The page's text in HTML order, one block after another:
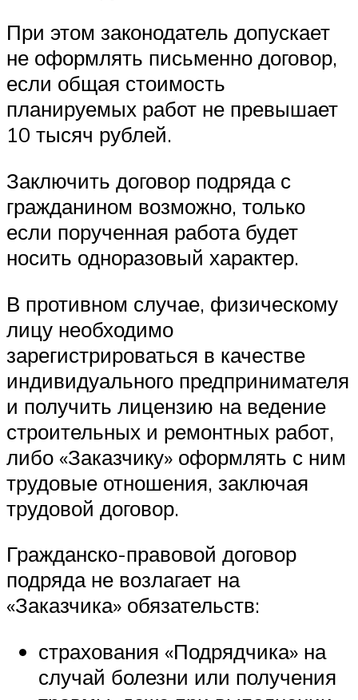
При этом законодатель допускает
не оформлять письменно договор,
если общая стоимость
планируемых работ не превышает
10 тысяч рублей.
Заключить договор подряда с
гражданином возможно, только
если порученная работа будет
носить одноразовый характер.
В противном случае, физическому
лицу необходимо
зарегистрироваться в качестве
индивидуального предпринимателя
и получить лицензию на ведение
строительных и ремонтных работ,
либо «Заказчику» оформлять с ним
трудовые отношения, заключая
трудовой договор.
Гражданско-правовой договор
подряда не возлагает на
«Заказчика» обязательств:
страхования «Подрядчика» на
случай болезни или получения